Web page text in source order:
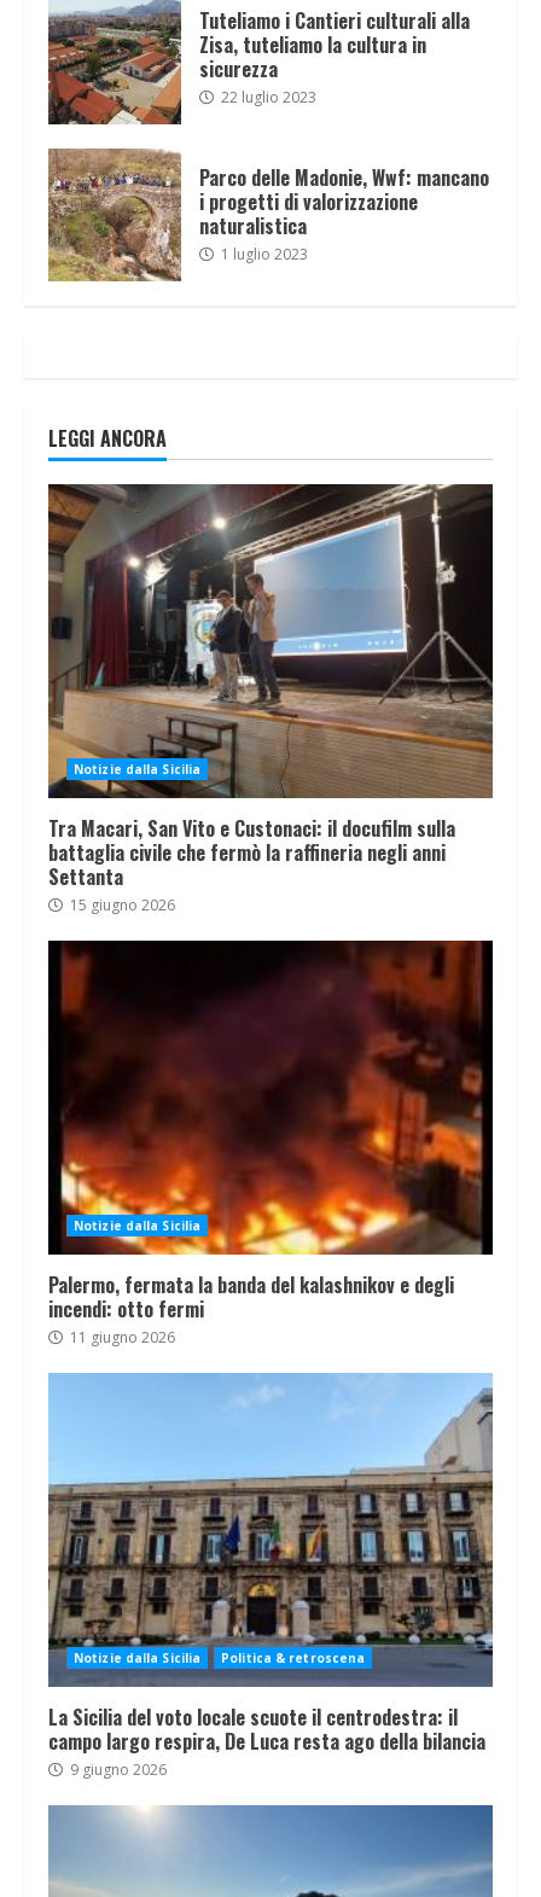
Tuteliamo i Cantieri culturali alla
Zisa, tuteliamo la cultura in
sicurezza
22 luglio 2023
Parco delle Madonie, Wwf: mancano
i progetti di valorizzazione
naturalistica
1 luglio 2023
LEGGI ANCORA
Notizie dalla Sicilia
Tra Macari, San Vito e Custonaci: il docufilm sulla
battaglia civile che fermò la raffineria negli anni
Settanta
15 giugno 2026
Notizie dalla Sicilia
Palermo, fermata la banda del kalashnikov e degli
incendi: otto fermi
11 giugno 2026
Notizie dalla Sicilia Politica & retroscena
La Sicilia del voto locale scuote il centrodestra: il
campo largo respira, De Luca resta ago della bilancia
9 giugno 2026